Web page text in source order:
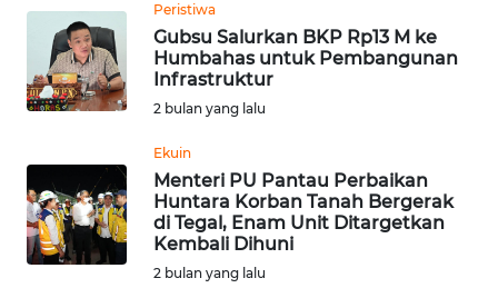
Peristiwa
Gubsu Salurkan BKP Rp13 M ke
Humbahas untuk Pembangunan
Infrastruktur
2 bulan yang lalu
Ekuin
Menteri PU Pantau Perbaikan
Huntara Korban Tanah Bergerak
di Tegal, Enam Unit Ditargetkan
Kembali Dihuni
2 bulan yang lalu
JOGJA
WN
JATIM
WN
BALI
WN
KALBAR